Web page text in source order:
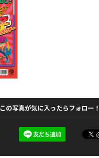
この写真が気に入ったらフォロー！